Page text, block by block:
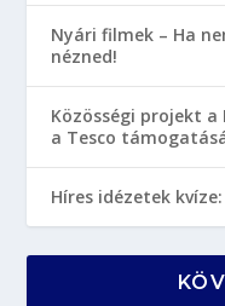
Nyári filmek – Ha
nézned!
Közösségi projekt
a Tesco
Híres idézetek